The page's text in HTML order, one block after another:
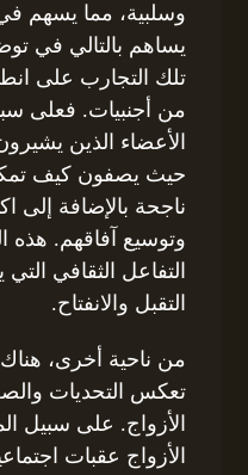
وسلبية، مما يسهم
يساهم بالتالي في
تلك التجارب على
من أجنبيات. فعلى
الأعضاء الذين
حيث يصفون كيف
ناجحة بالإضافة إلى
وتوسيع آفاقهم. هذه
التفاعل الثقافي
التقبل والانفتاح.
من ناحية أخرى،
تعكس التحديات
الأزواج. على سبيل
الأزواج عقبات